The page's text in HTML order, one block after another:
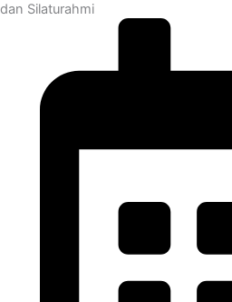
dan Silaturahmi